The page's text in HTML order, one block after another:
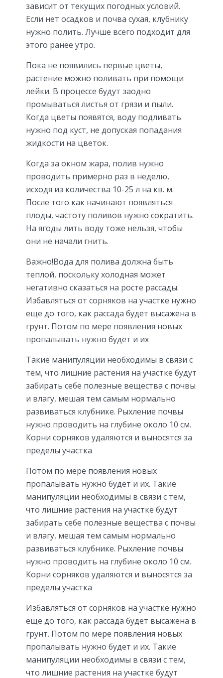
зависит от текущих погодных условий.
Если нет осадков и почва сухая, клубнику
нужно полить. Лучше всего подходит для
этого ранее утро.
Пока не появились первые цветы,
растение можно поливать при помощи
лейки. В процессе будут заодно
промываться листья от грязи и пыли.
Когда цветы появятся, воду подливать
нужно под куст, не допуская попадания
жидкости на цветок.
Когда за окном жара, полив нужно
проводить примерно раз в неделю,
исходя из количества 10-25 л на кв. м.
После того как начинают появляться
плоды, частоту поливов нужно сократить.
На ягоды лить воду тоже нельзя, чтобы
они не начали гнить.
Важно!Вода для полива должна быть
теплой, поскольку холодная может
негативно сказаться на росте рассады.
Избавляться от сорняков на участке нужно
еще до того, как рассада будет высажена в
грунт. Потом по мере появления новых
пропалывать нужно будет и их
Такие манипуляции необходимы в связи с
тем, что лишние растения на участке будут
забирать себе полезные вещества с почвы
и влагу, мешая тем самым нормально
развиваться клубнике. Рыхление почвы
нужно проводить на глубине около 10 см.
Корни сорняков удаляются и выносятся за
пределы участка
Потом по мере появления новых
пропалывать нужно будет и их. Такие
манипуляции необходимы в связи с тем,
что лишние растения на участке будут
забирать себе полезные вещества с почвы
и влагу, мешая тем самым нормально
развиваться клубнике. Рыхление почвы
нужно проводить на глубине около 10 см.
Корни сорняков удаляются и выносятся за
пределы участка
Избавляться от сорняков на участке нужно
еще до того, как рассада будет высажена в
грунт. Потом по мере появления новых
пропалывать нужно будет и их. Такие
манипуляции необходимы в связи с тем,
что лишние растения на участке будут